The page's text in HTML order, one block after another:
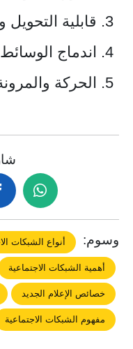
قابلية التحويل
اندماج
الحركة
وسوم: أنواع الشبكات
أهمية الشبكات الاجتماعية
خصائص الإعلام الجديد
مفهوم الشبكات الاجتماعية